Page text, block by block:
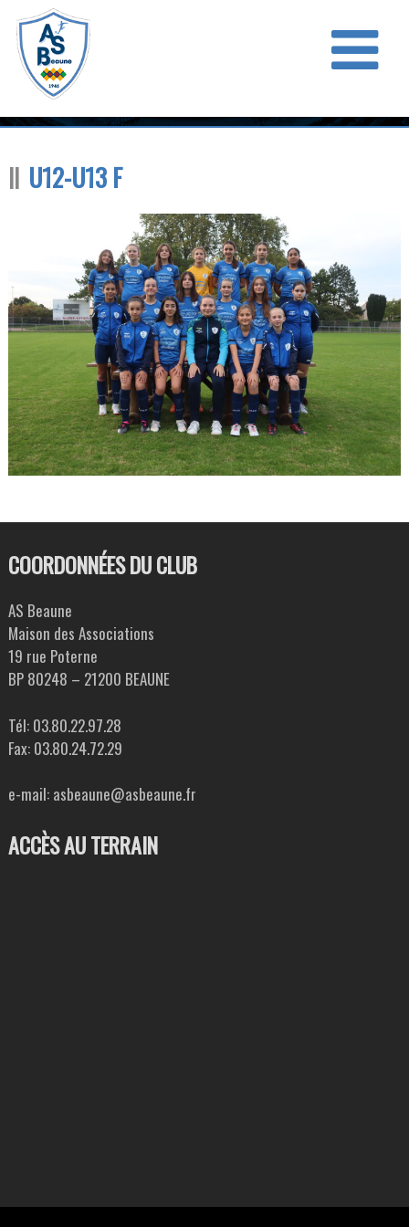
U12-U13 F
COORDONNÉES DU CLUB
AS Beaune
Maison des Associations
19 rue Poterne
BP 80248 – 21200 BEAUNE
Tél: 03.80.22.97.28
Fax: 03.80.24.72.29
e-mail: asbeaune@asbeaune.fr
ACCÈS AU TERRAIN